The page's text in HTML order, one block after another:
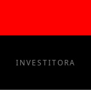
INVESTITORA